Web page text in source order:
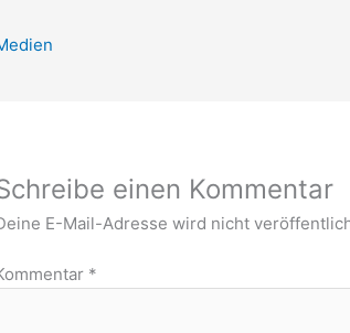
einen Kommentar
E-Mail-Adresse wird nicht
*